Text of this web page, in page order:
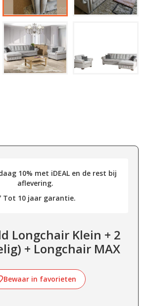
10% met iDEAL en de rest bij
aflevering.
Tot 10 jaar garantie.
Longchair Klein + 2
+ Longchair MAX
Bewaar in favorieten